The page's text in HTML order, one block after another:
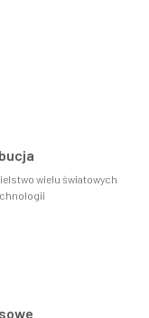
wielu światowych